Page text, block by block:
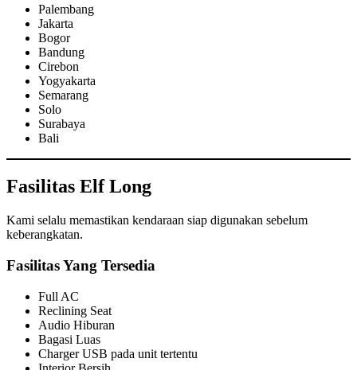
Palembang
Jakarta
Bogor
Bandung
Cirebon
Yogyakarta
Semarang
Solo
Surabaya
Bali
Fasilitas Elf Long
Kami selalu memastikan kendaraan siap digunakan sebelum
keberangkatan.
Fasilitas Yang Tersedia
Full AC
Reclining Seat
Audio Hiburan
Bagasi Luas
Charger USB pada unit tertentu